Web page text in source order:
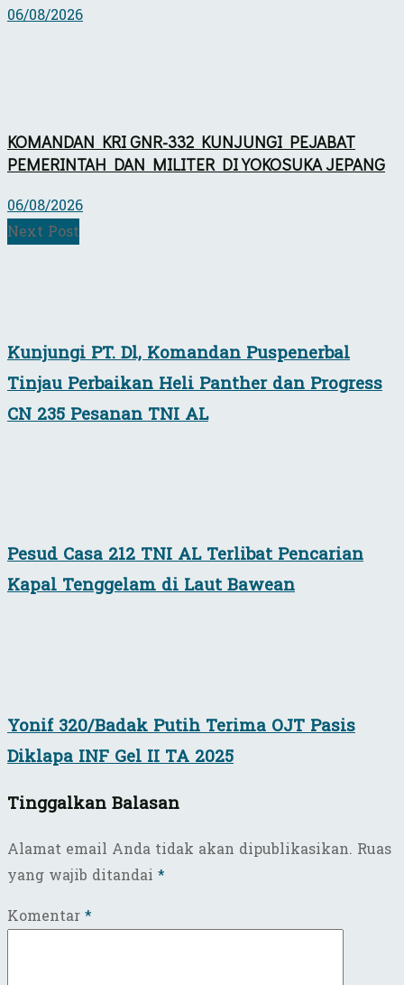
06/08/2026
KOMANDAN KRI GNR-332 KUNJUNGI PEJABAT
PEMERINTAH DAN MILITER DI YOKOSUKA JEPANG
06/08/2026
Next Post
Kunjungi PT. Dl, Komandan Puspenerbal
Tinjau Perbaikan Heli Panther dan Progress
CN 235 Pesanan TNI AL
Pesud Casa 212 TNI AL Terlibat Pencarian
Kapal Tenggelam di Laut Bawean
Yonif 320/Badak Putih Terima OJT Pasis
Diklapa INF Gel II TA 2025
Tinggalkan Balasan
Alamat email Anda tidak akan dipublikasikan. Ruas
yang wajib ditandai *
Komentar*